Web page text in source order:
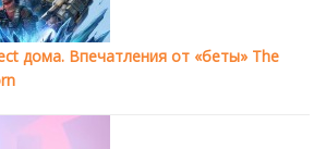
дома. Впечатления от «беты» The